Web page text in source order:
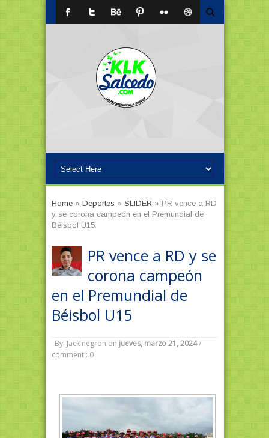
Home» Deportes » SLIDER » PR vence a RD
y se corona campeón en el Premundial de
Béisbol U15
PR vence a RD y se
corona campeón
en el Premundial de
Béisbol U15
By: Jack negron on jueves, marzo 21, 2024 /
comment : 0